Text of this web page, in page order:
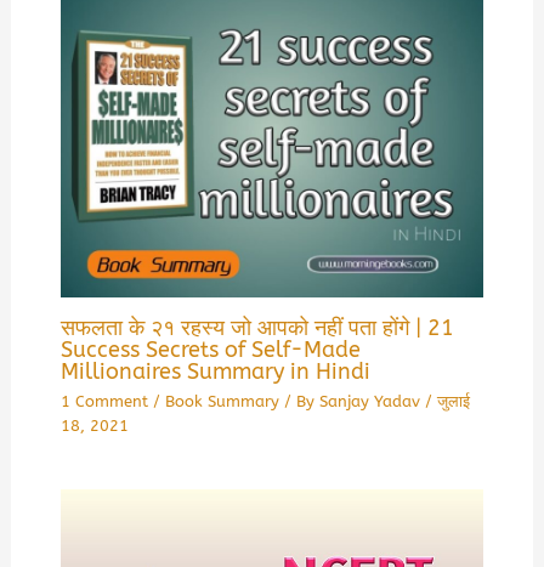
सफलता के २१ रहस्य जो आपको नहीं पता होंगे | 21
Success Secrets of Self-Made
Millionaires Summary in Hindi
1 Comment / Book Summary/ By Sanjay Yadav /जुलाई
18, 2021